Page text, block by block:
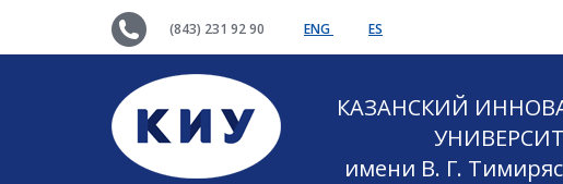
(843) 231 92 90 ENG ES
КАЗАНСКИЙ
имени В. Г.